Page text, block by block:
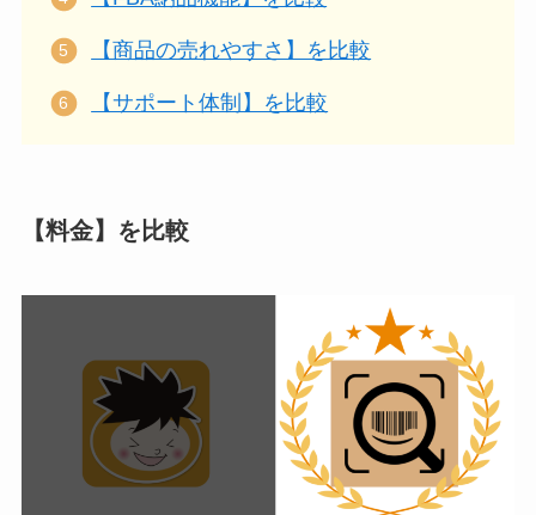
【商品の売れやすさ】を比較
【サポート体制】を比較
【料金】を比較